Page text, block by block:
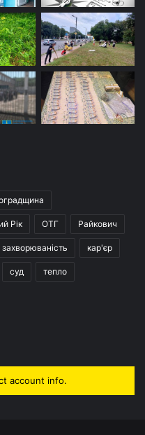
Рік ОТГ Райкович
захворюваність кар'єр
суд тепло
account info.